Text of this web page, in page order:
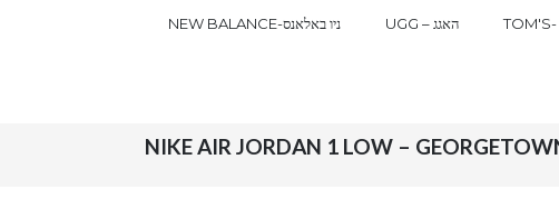
NEW BALANCE-ניו באלאנס UGG – האגג